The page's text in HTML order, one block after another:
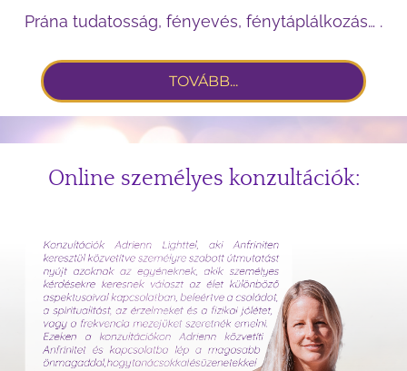
Prána tudatosság, fényevés, fénytáplálkozás… .
TOVÁBB...
Online személyes konzultációk: